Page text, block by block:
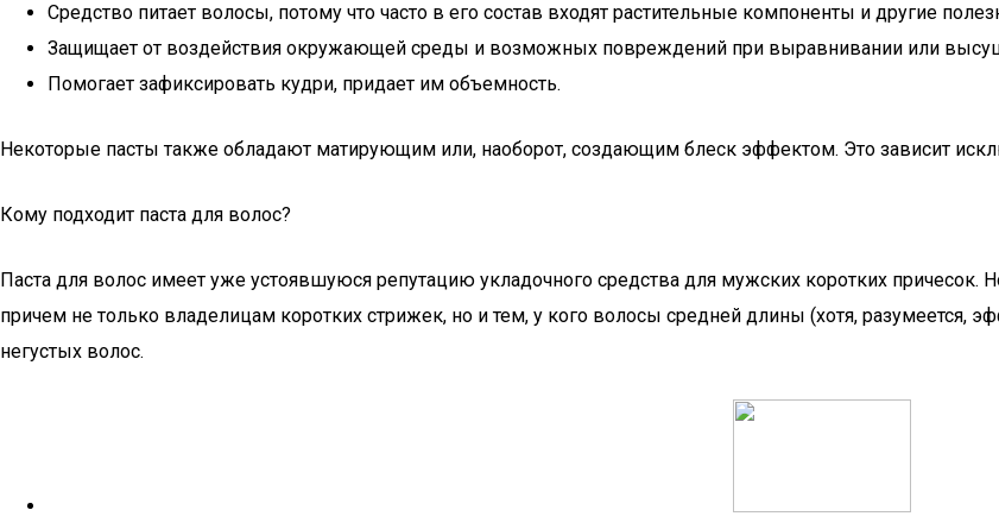
Средство питает волосы, потому что часто в его состав входят растительные компоненты и другие
Защищает от воздействия окружающей среды и возможных повреждений при выравнивании или
Помогает зафиксировать кудри, придает им объемность.
Некоторые пасты также обладают матирующим или, наоборот, создающим блеск эффектом. Это зависит
Кому подходит паста для волос?
Паста для волос имеет уже устоявшуюся репутацию укладочного средства для мужских коротких
причем не только владелицам коротких стрижек, но и тем, у кого волосы средней длины (хотя,
негустых волос.